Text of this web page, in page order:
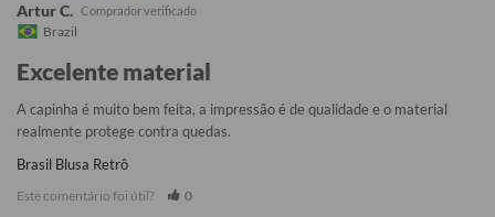
Artur C.
Brazil
Excelente material
A capinha é muito bem feita, a impressão é de qualidade e o material
realmente protege contra quedas.
Brasil Blusa Retrô
Este comentário foi útil? 0